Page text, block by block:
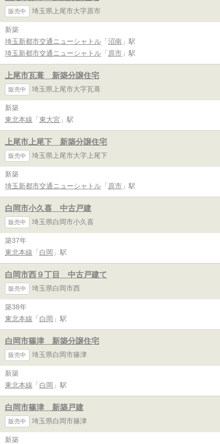
販売中 埼玉県上尾市大字原市
新築
埼玉新都市交通ニューシャトル 「 沼南 」駅
埼玉新都市交通ニューシャトル 「 原市 」駅
上尾市瓦葺 新築分譲住宅
販売中 埼玉県上尾市大字瓦葺
新築
東北本線 「 東大宮 」駅
上尾市上尾下 新築分譲住宅
販売中 埼玉県上尾市大字上尾下
新築
埼玉新都市交通ニューシャトル 「 原市 」駅
白岡市小久喜 中古戸建
販売中 埼玉県白岡市小久喜
築37年
東北本線 「 白岡 」駅
白岡市西９丁目 中古戸建て
販売中 埼玉県白岡市西
築38年
東北本線 「 白岡 」駅
白岡市篠津 新築分譲住宅
販売中 埼玉県白岡市篠津
新築
東北本線 「 白岡 」駅
白岡市篠津 新築戸建
販売中 埼玉県白岡市篠津
新築